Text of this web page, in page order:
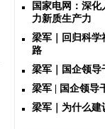
国家电网：深
力新质生产力
梁军｜回归科学
路
梁军｜国企领导
梁军 | 国企领导
梁军｜为什么建